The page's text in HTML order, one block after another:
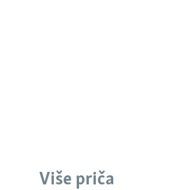
Više priča